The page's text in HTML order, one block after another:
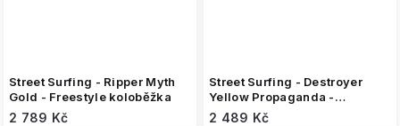
Street Surfing - Ripper Myth
Gold - Freestyle koloběžka
2 789 Kč
Street Surfing - Destroyer
Yellow Propaganda -
Freestyle koloběžka
2 489 Kč